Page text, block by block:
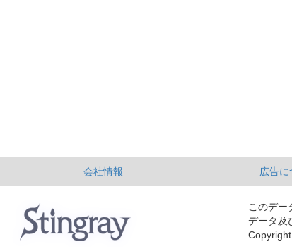
会社情報 広告に
このデー
データ及